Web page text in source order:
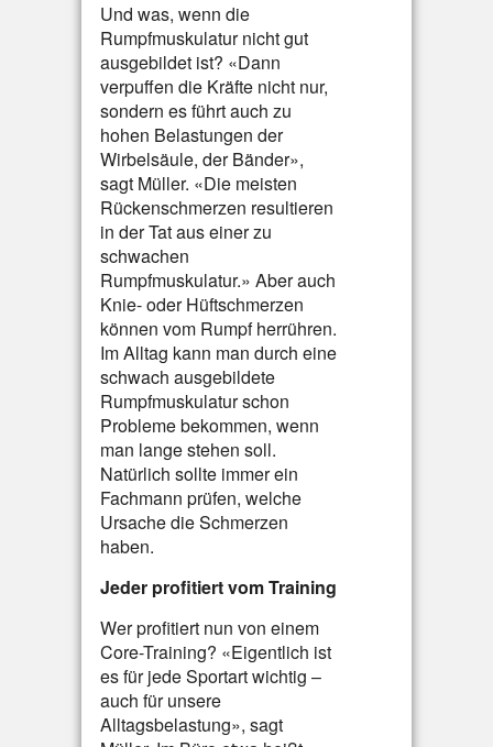
Und was, wenn die
Rumpfmuskulatur nicht gut
ausgebildet ist? «Dann
verpuffen die Kräfte nicht nur,
sondern es führt auch zu
hohen Belastungen der
Wirbelsäule, der Bänder»,
sagt Müller. «Die meisten
Rückenschmerzen resultieren
in der Tat aus einer zu
schwachen
Rumpfmuskulatur.» Aber auch
Knie- oder Hüftschmerzen
können vom Rumpf herrühren.
Im Alltag kann man durch eine
schwach ausgebildete
Rumpfmuskulatur schon
Probleme bekommen, wenn
man lange stehen soll.
Natürlich sollte immer ein
Fachmann prüfen, welche
Ursache die Schmerzen
haben.
Jeder profitiert vom Training
Wer profitiert nun von einem
Core-Training? «Eigentlich ist
es für jede Sportart wichtig –
auch für unsere
Alltagsbelastung», sagt